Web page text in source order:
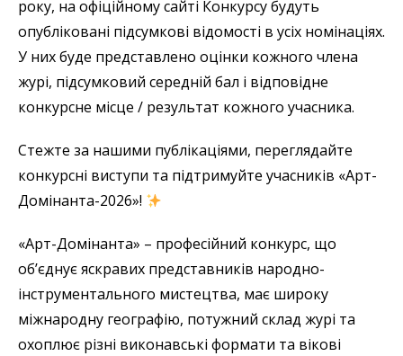
року, на офіційному сайті Конкурсу будуть
опубліковані підсумкові відомості в усіх номінаціях.
У них буде представлено оцінки кожного члена
журі, підсумковий середній бал і відповідне
конкурсне місце / результат кожного учасника.
Стежте за нашими публікаціями, переглядайте
конкурсні виступи та підтримуйте учасників «Арт-
Домінанта-2026»!
«Арт-Домінанта» – професійний конкурс, що
об’єднує яскравих представників народно-
інструментального мистецтва, має широку
міжнародну географію, потужний склад журі та
охоплює різні виконавські формати та вікові